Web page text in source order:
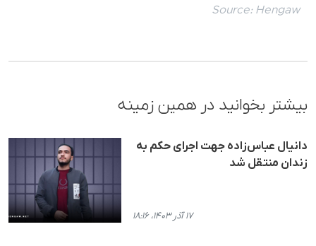
Source: Hengaw
بیشتر بخوانید در همین زمینه
دانیال عباس‌زاده جهت اجرای حکم به
زندان منتقل شد
۱۷ آذر ۱۴۰۳، ۱۸:۱۶